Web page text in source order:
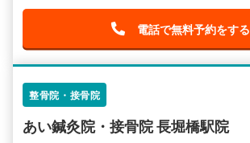
電話で無料予約をする
整骨院・接骨院
あい鍼灸院・接骨院 長堀橋駅院